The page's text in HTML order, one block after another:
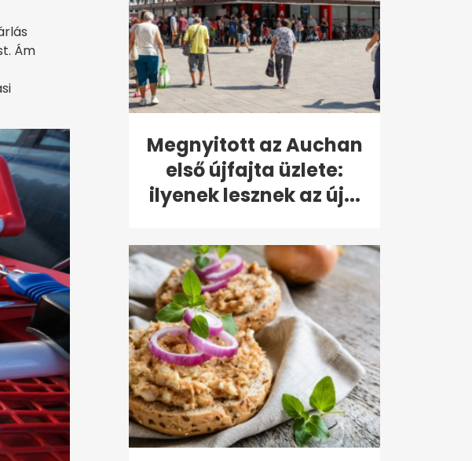
Ám
Megnyitott az Auchan
első újfajta üzlete:
ilyenek lesznek az új...